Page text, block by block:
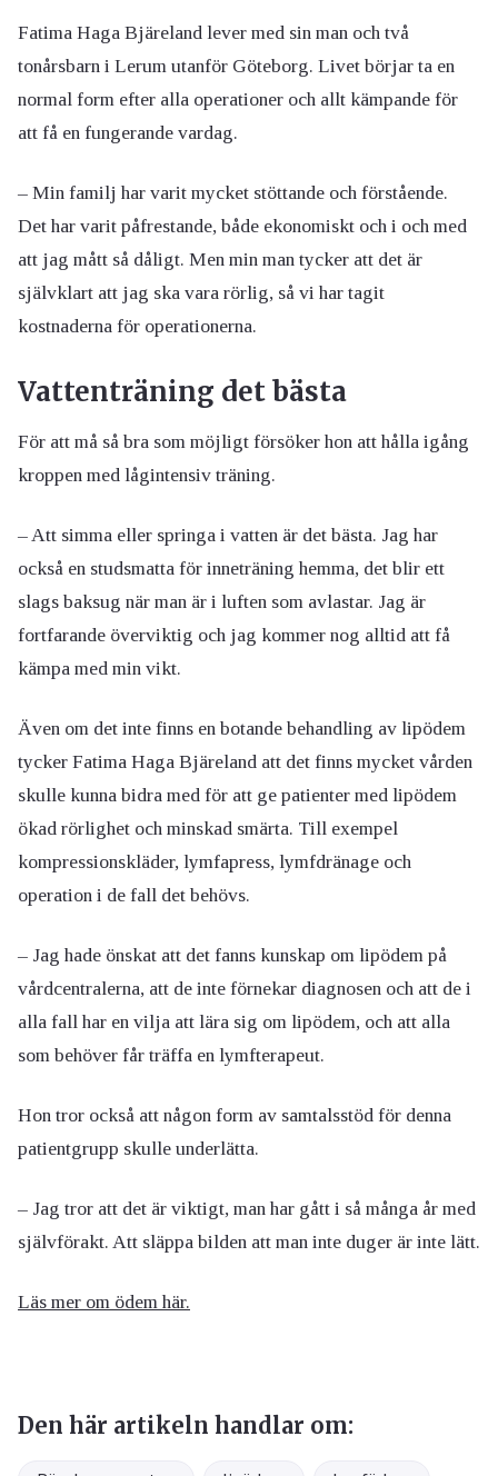
Fatima Haga Bjäreland lever med sin man och två
tonårsbarn i Lerum utanför Göteborg. Livet börjar ta en
normal form efter alla operationer och allt kämpande för
att få en fungerande vardag.
– Min familj har varit mycket stöttande och förstående.
Det har varit påfrestande, både ekonomiskt och i och med
att jag mått så dåligt. Men min man tycker att det är
självklart att jag ska vara rörlig, så vi har tagit
kostnaderna för operationerna.
Vattenträning det bästa
För att må så bra som möjligt försöker hon att hålla igång
kroppen med lågintensiv träning.
– Att simma eller springa i vatten är det bästa. Jag har
också en studsmatta för inneträning hemma, det blir ett
slags baksug när man är i luften som avlastar. Jag är
fortfarande överviktig och jag kommer nog alltid att få
kämpa med min vikt.
Även om det inte finns en botande behandling av lipödem
tycker Fatima Haga Bjäreland att det finns mycket vården
skulle kunna bidra med för att ge patienter med lipödem
ökad rörlighet och minskad smärta. Till exempel
kompressionskläder, lymfapress, lymfdränage och
operation i de fall det behövs.
– Jag hade önskat att det fanns kunskap om lipödem på
vårdcentralerna, att de inte förnekar diagnosen och att de i
alla fall har en vilja att lära sig om lipödem, och att alla
som behöver får träffa en lymfterapeut.
Hon tror också att någon form av samtalsstöd för denna
patientgrupp skulle underlätta.
– Jag tror att det är viktigt, man har gått i så många år med
självförakt. Att släppa bilden att man inte duger är inte lätt.
Läs mer om ödem här.
Den här artikeln handlar om: